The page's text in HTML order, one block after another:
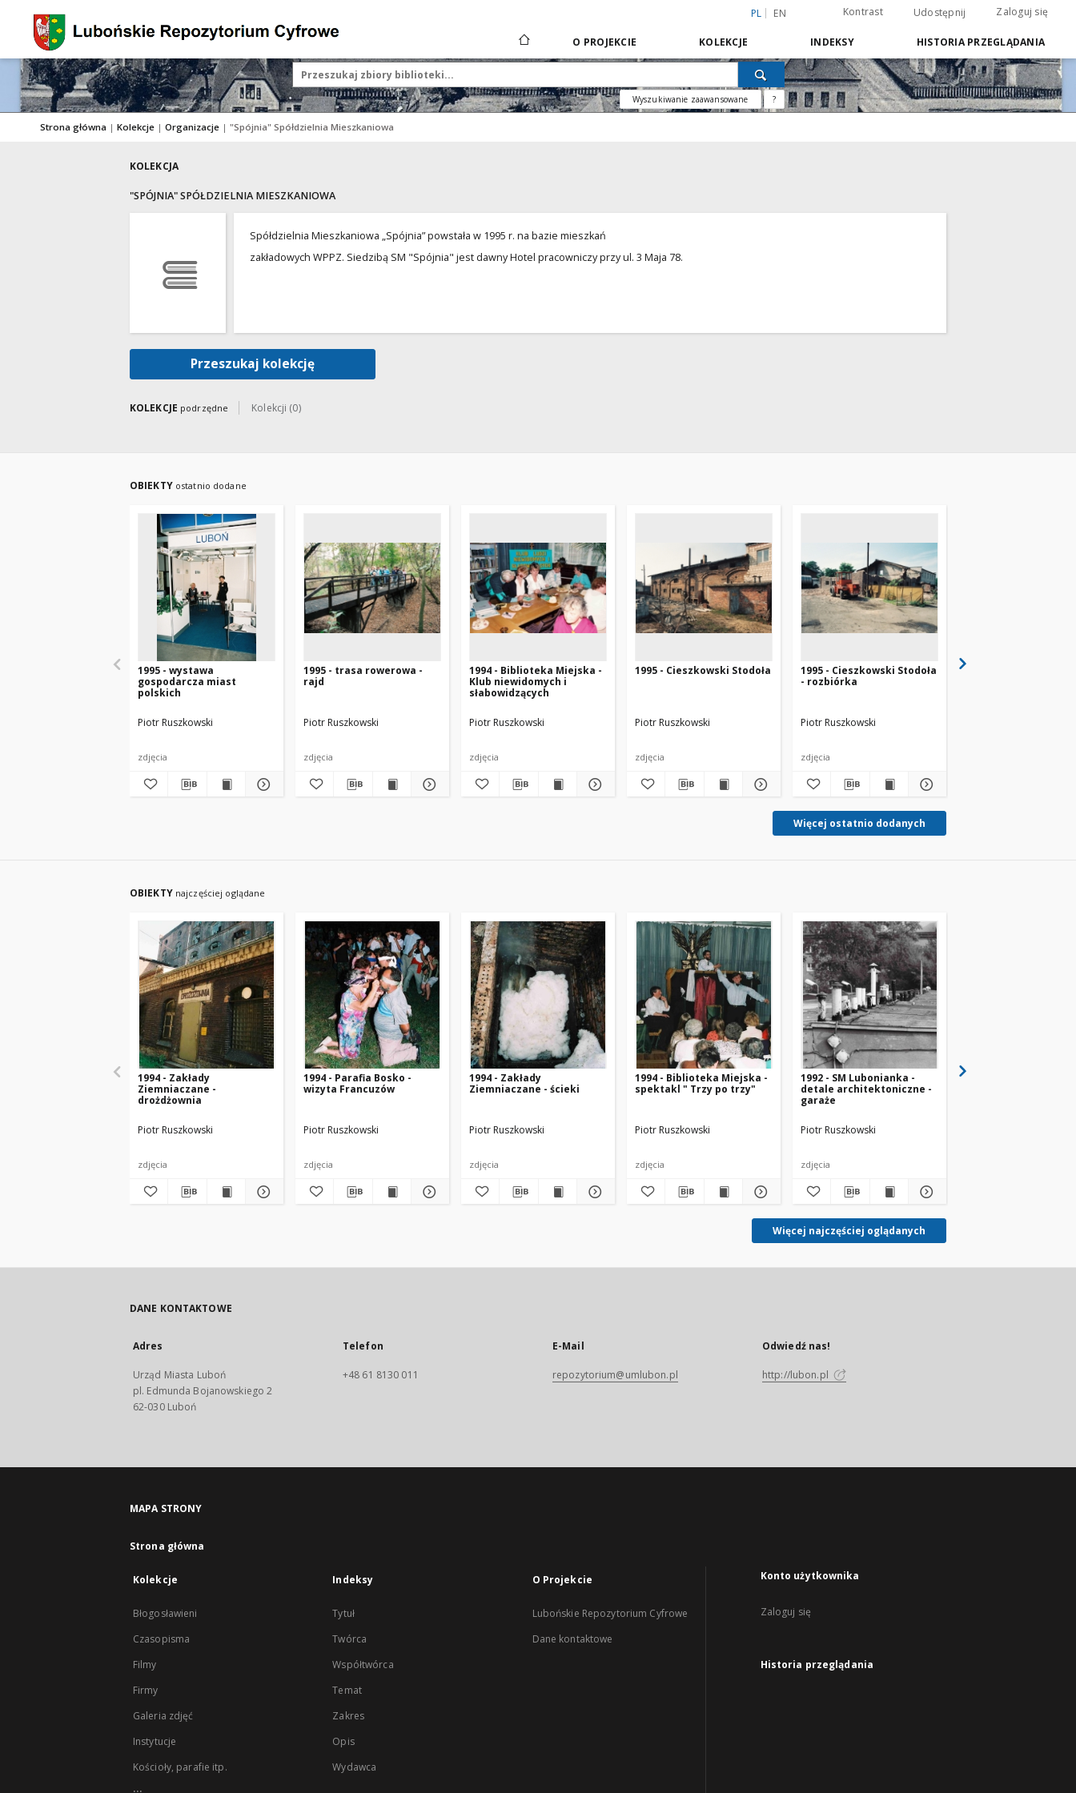
PL EN Kontrast Udostępnij Zaloguj się
O PROJEKCIE KOLEKCJE INDEKSY HISTORIA PRZEGLĄDANIA
Wyszukiwanie zaawansowane ?
Strona główna | Kolekcje | Organizacje | "Spójnia" Spółdzielnia Mieszkaniowa
KOLEKCJA
"SPÓJNIA" SPÓŁDZIELNIA MIESZKANIOWA
Spółdzielnia Mieszkaniowa „Spójnia” powstała w 1995 r. na bazie mieszkań
zakładowych WPPZ. Siedzibą SM "Spójnia" jest dawny Hotel pracowniczy przy ul. 3 Maja 78.
Przeszukaj kolekcję
KOLEKCJE podrzędne Kolekcji (0)
OBIEKTY ostatnio dodane
1995 - wystawa
gospodarcza miast
polskich
Piotr Ruszkowski
zdjęcia
1995 - trasa rowerowa -
rajd
Piotr Ruszkowski
zdjęcia
1994 - Biblioteka Miejska -
Klub niewidomych i
słabowidzących
Piotr Ruszkowski
zdjęcia
1995 - Cieszkowski Stodoła
Piotr Ruszkowski
zdjęcia
1995 - Cieszkowski Stodoła
- rozbiórka
Piotr Ruszkowski
zdjęcia
Więcej ostatnio dodanych
OBIEKTY najczęściej oglądane
1994 - Zakłady
Ziemniaczane -
drożdżownia
Piotr Ruszkowski
zdjęcia
1994 - Parafia Bosko -
wizyta Francuzów
Piotr Ruszkowski
zdjęcia
1994 - Zakłady
Ziemniaczane - ścieki
Piotr Ruszkowski
zdjęcia
1994 - Biblioteka Miejska -
spektakl " Trzy po trzy"
Piotr Ruszkowski
zdjęcia
1992 - SM Lubonianka -
detale architektoniczne -
garaże
Piotr Ruszkowski
zdjęcia
Więcej najczęściej oglądanych
DANE KONTAKTOWE
Adres
Urząd Miasta Luboń
pl. Edmunda Bojanowskiego 2
62-030 Luboń
Telefon
+48 61 8130 011
E-Mail
repozytorium@umlubon.pl
Odwiedź nas!
http://lubon.pl
MAPA STRONY
Strona główna
Kolekcje
Błogosławieni
Czasopisma
Filmy
Firmy
Galeria zdjęć
Instytucje
Kościoły, parafie itp.
...
Indeksy
Tytuł
Twórca
Współtwórca
Temat
Zakres
Opis
Wydawca
O Projekcie
Lubońskie Repozytorium Cyfrowe
Dane kontaktowe
Konto użytkownika
Zaloguj się
Historia przeglądania